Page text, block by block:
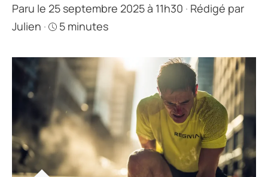
Paru le 25 septembre 2025 à 11h30 · Rédigé par
Julien · 5 minutes